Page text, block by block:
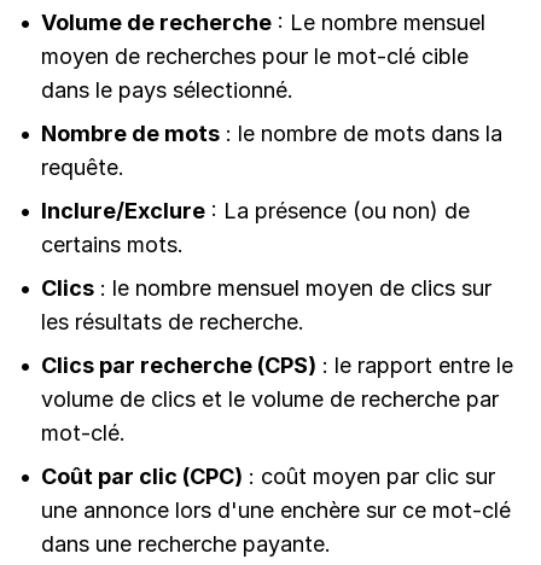
Volume de recherche : Le nombre mensuel
moyen de recherches pour le mot-clé cible
dans le pays sélectionné.
Nombre de mots : le nombre de mots dans la
requête.
Inclure/Exclure : La présence (ou non) de
certains mots.
Clics : le nombre mensuel moyen de clics sur
les résultats de recherche.
Clics par recherche (CPS) : le rapport entre le
volume de clics et le volume de recherche par
mot-clé.
Coût par clic (CPC) : coût moyen par clic sur
une annonce lors d'une enchère sur ce mot-clé
dans une recherche payante.